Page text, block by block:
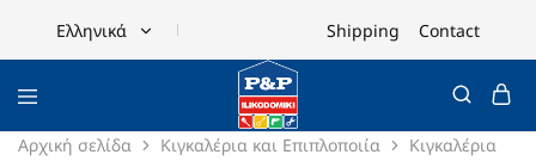
Ελληνικά
English
Shipping Contact
Αρχική σελίδα Κιγκαλέρια και Επιπλοποιία
Κιγκαλέρια